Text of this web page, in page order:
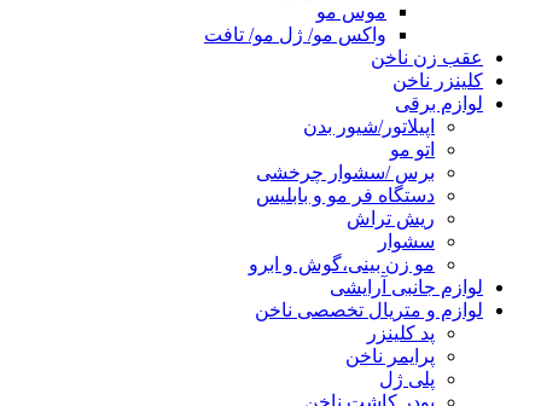
موس مو
واکس مو/ ژل مو/ تافت
عقب زن ناخن
کلینزر ناخن
لوازم برقی
اپیلاتور/شیور بدن
اتو مو
برس /سشوار چرخشی
دستگاه فر مو و بابلیس
ریش تراش
سشوار
مو زن بینی،گوش و ابرو
لوازم جانبی آرایشی
لوازم و متریال تخصصی ناخن
پد کلینزر
پرایمر ناخن
پلی ژل
پودر کاشت ناخن